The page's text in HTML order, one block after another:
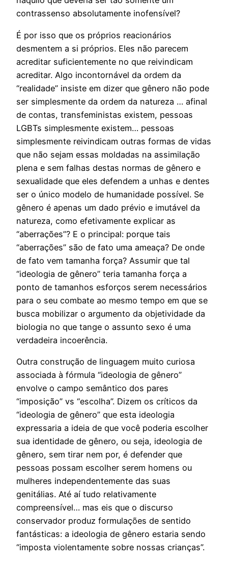
contrassenso absolutamente inofensível?
É por isso que os próprios reacionários
desmentem a si próprios. Eles não parecem
acreditar suficientemente no que reivindicam
acreditar. Algo incontornável da ordem da
“realidade” insiste em dizer que gênero não pode
ser simplesmente da ordem da natureza … afinal
de contas, transfeministas existem, pessoas
LGBTs simplesmente existem… pessoas
simplesmente reivindicam outras formas de vidas
que não sejam essas moldadas na assimilação
plena e sem falhas destas normas de gênero e
sexualidade que eles defendem a unhas e dentes
ser o único modelo de humanidade possível. Se
gênero é apenas um dado prévio e imutável da
natureza, como efetivamente explicar as
“aberrações”? E o principal: porque tais
“aberrações” são de fato uma ameaça? De onde
de fato vem tamanha força? Assumir que tal
“ideologia de gênero” teria tamanha força a
ponto de tamanhos esforços serem necessários
para o seu combate ao mesmo tempo em que se
busca mobilizar o argumento da objetividade da
biologia no que tange o assunto sexo é uma
verdadeira incoerência.
Outra construção de linguagem muito curiosa
associada à fórmula “ideologia de gênero”
envolve o campo semântico dos pares
“imposição” vs “escolha”. Dizem os críticos da
“ideologia de gênero” que esta ideologia
expressaria a ideia de que você poderia escolher
sua identidade de gênero, ou seja, ideologia de
gênero, sem tirar nem por, é defender que
pessoas possam escolher serem homens ou
mulheres independentemente das suas
genitálias. Até aí tudo relativamente
compreensível… mas eis que o discurso
conservador produz formulações de sentido
fantásticas: a ideologia de gênero estaria sendo
“imposta violentamente sobre nossas crianças”.